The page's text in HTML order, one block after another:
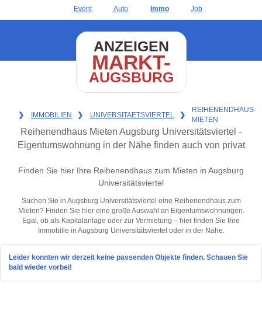
Event Auto Immo Job
ANZEIGEN
MARKT-
AUGSBURG
❯ IMMOBILIEN ❯ UNIVERSITAETSVIERTEL ❯
REIHENENDHAUS-
MIETEN
Reihenendhaus Mieten Augsburg Universitätsviertel -
Eigentumswohnung in der Nähe finden auch von privat
Finden Sie hier Ihre Reihenendhaus zum Mieten in Augsburg
Universitätsviertel
Suchen Sie in Augsburg Universitätsviertel eine Reihenendhaus zum
Mieten? Finden Sie hier eine große Auswahl an Eigentumswohnungen.
Egal, ob als Kapitalanlage oder zur Vermietung – hier finden Sie Ihre
Immobilie in Augsburg Universitätsviertel oder in der Nähe.
Leider konnten wir derzeit keine passenden Objekte finden. Schauen Sie
bald wieder vorbei!